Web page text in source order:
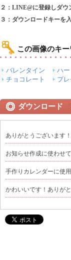
２：LINE@に登録しダウ
３：ダウンロードキーを
この画像のキー
バレンタイン ハー
チョコレート
プ
ダウンロード
ありがとうございます
お知らせ作成に使わせ
手作りカレンダーに使
かわいいです！ありが